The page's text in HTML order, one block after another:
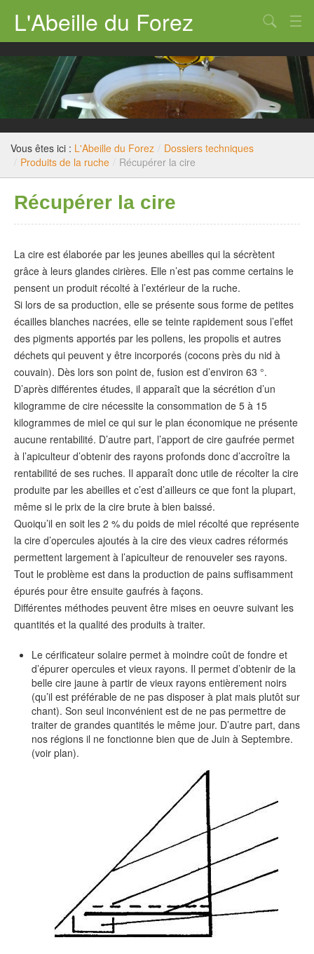
L'Abeille du Forez
Qui sommes nous ?
Rucher-école
Dossiers techniques
Législation
Nous contacter
Vous êtes ici : L'Abeille du Forez / Dossiers techniques
/ Produits de la ruche / Récupérer la cire
Récupérer la cire
La cire est élaborée par les jeunes abeilles qui la sécrètent
grâce à leurs glandes cirières. Elle n’est pas comme certains le
pensent un produit récolté à l’extérieur de la ruche.
Si lors de sa production, elle se présente sous forme de petites
écailles blanches nacrées, elle se teinte rapidement sous l’effet
des pigments apportés par les pollens, les propolis et autres
déchets qui peuvent y être incorporés (cocons près du nid à
couvain). Dès lors son point de, fusion est d’environ 63 °.
D’après différentes études, il apparaît que la sécrétion d’un
kilogramme de cire nécessite la consommation de 5 à 15
kilogrammes de miel ce qui sur le plan économique ne présente
aucune rentabilité. D’autre part, l’apport de cire gaufrée permet
à l’apiculteur d’obtenir des rayons profonds donc d’accroître la
rentabilité de ses ruches. Il apparaît donc utile de récolter la cire
produite par les abeilles et c’est d’ailleurs ce que font la plupart,
même si le prix de la cire brute à bien baissé.
Quoiqu’il en soit les 2 % du poids de miel récolté que représente
la cire d’opercules ajoutés à la cire des vieux cadres réformés
permettent largement à l’apiculteur de renouveler ses rayons.
Tout le problème est dans la production de pains suffisamment
épurés pour être ensuite gaufrés à façons.
Différentes méthodes peuvent être mises en oeuvre suivant les
quantités et la qualité des produits à traiter.
Le cérificateur solaire permet à moindre coût de fondre et
d’épurer opercules et vieux rayons. Il permet d’obtenir de la
belle cire jaune à partir de vieux rayons entièrement noirs
(qu’il est préférable de ne pas disposer à plat mais plutôt sur
chant). Son seul inconvénient est de ne pas permettre de
traiter de grandes quantités le même jour. D’autre part, dans
nos régions il ne fonctionne bien que de Juin à Septembre.
(voir plan).